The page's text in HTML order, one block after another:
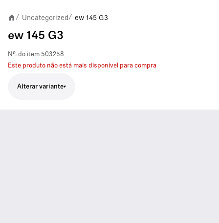
/ Uncategorized / ew 145 G3
ew 145 G3
Nº. do item 503258
Este produto não está mais disponível para compra
Alterar variante